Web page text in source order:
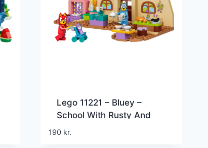
Lego 11221 – Bluey –
School With Rusty And
Bluey
190 kr.